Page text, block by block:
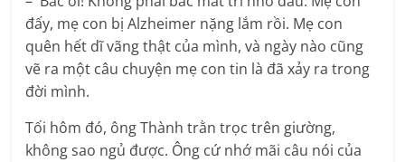
đấy, mẹ con bị Alzheimer nặng lắm rồi. Mẹ con
quên hết dĩ vãng thật của mình, và ngày nào cũng
vẽ ra một câu chuyện mẹ con tin là đã xảy ra trong
đời mình.
Tối hôm đó, ông Thành trằn trọc trên giường,
không sao ngủ được. Ông cứ nhớ mãi câu nói của